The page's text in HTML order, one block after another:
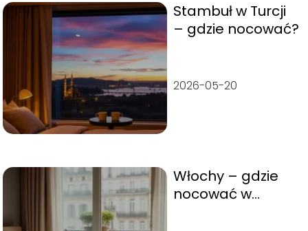
Stambuł w Turcji
– gdzie nocować?
2026-05-20
Włochy – gdzie
nocować w